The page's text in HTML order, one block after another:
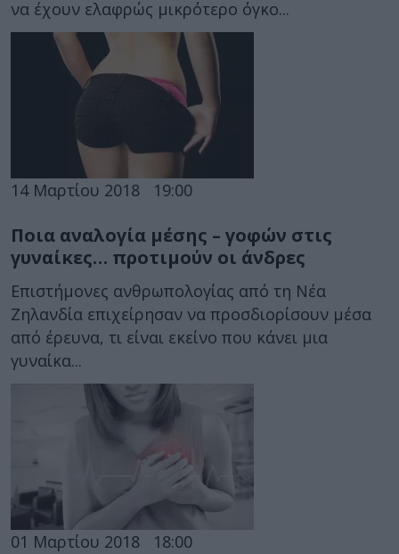
να έχουν ελαφρώς μικρότερο όγκο...
14 Μαρτίου 2018 19:00
Ποια αναλογία μέσης – γοφών στις
γυναίκες… προτιμούν οι άνδρες
Επιστήμονες ανθρωπολογίας από τη Νέα
Ζηλανδία επιχείρησαν να προσδιορίσουν μέσα
από έρευνα, τι είναι εκείνο που κάνει μια
γυναίκα...
01 Μαρτίου 2018 18:00